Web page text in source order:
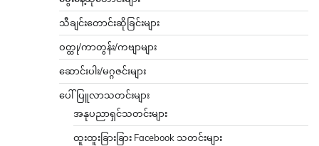
သီချင်းတောင်းဆိုခြင်းများ
ဝတ္ထု/ကာတွန်း/ကဗျာများ
ဆောင်းပါး/မဂ္ဂဇင်းများ
ပေါ်ပြူလာသတင်းများ
အနုပညာရှင်သတင်းများ
ထူးထူးခြားခြား Facebook သတင်းများ